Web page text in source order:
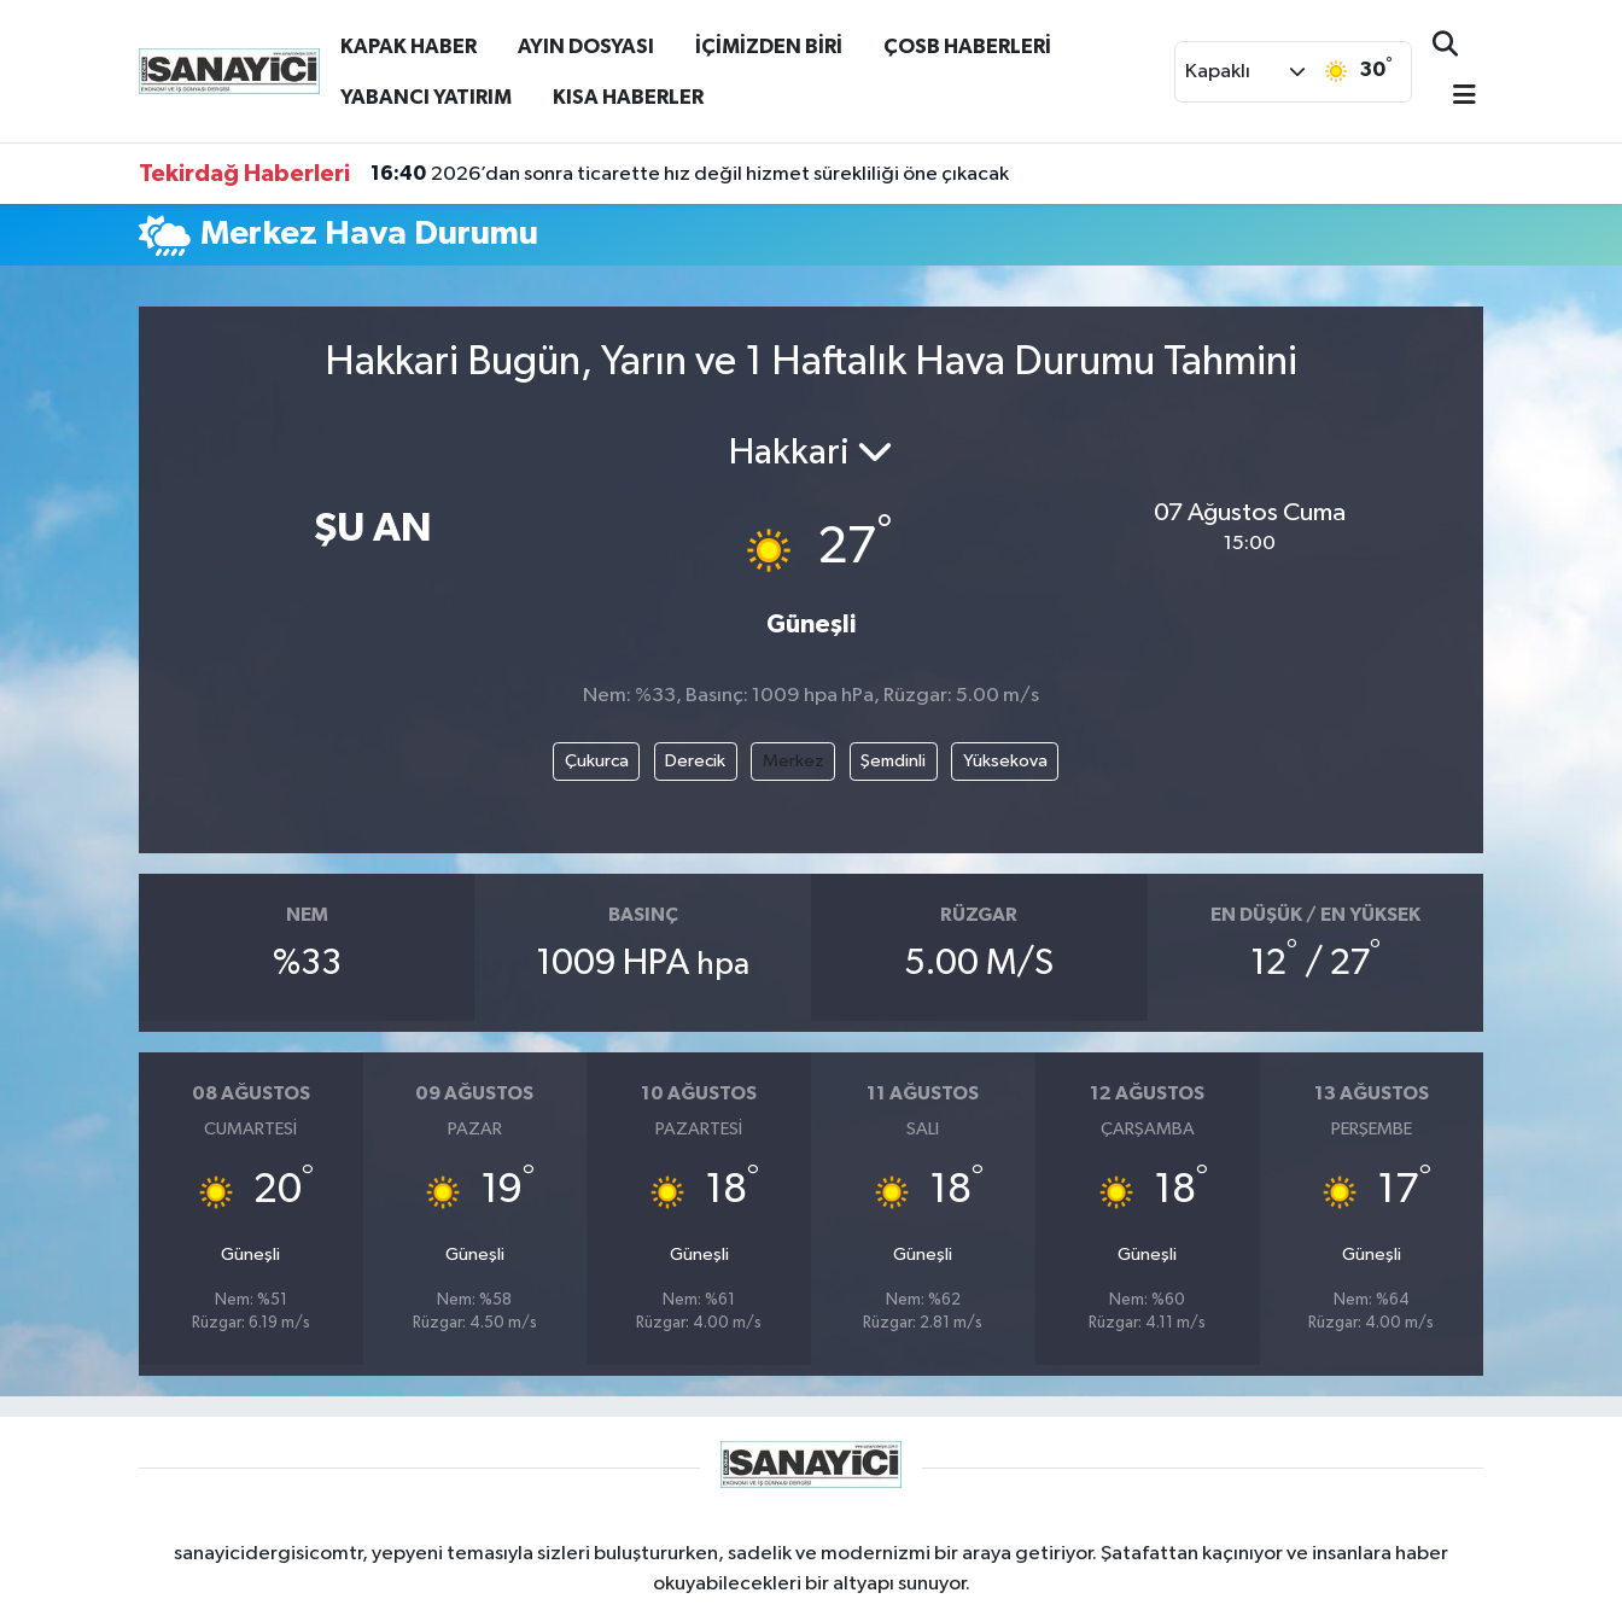
KAPAK HABER AYIN DOSYASI İÇİMİZDEN BİRİ ÇOSB HABERLERİ
YABANCI YATIRIM KISA HABERLER
Kapaklı 30°
Tekirdağ Haberleri 16:40 2026’dan sonra ticarette hız değil hizmet sürekliliği öne çıkacak
Merkez Hava Durumu
Hakkari Bugün, Yarın ve 1 Haftalık Hava Durumu Tahmini
ŞU AN
Hakkari
27°
Güneşli
07 Ağustos Cuma
15:00
Nem: %33, Basınç: 1009 hpa hPa, Rüzgar: 5.00 m/s
Çukurca Derecik Merkez Şemdinli Yüksekova
NEM
%33
BASINÇ
1009 HPA hpa
RÜZGAR
5.00 M/S
EN DÜŞÜK / EN YÜKSEK
12° / 27°
08 AĞUSTOS
CUMARTESI
20°
Güneşli
Nem: %51
Rüzgar: 6.19 m/s
09 AĞUSTOS
PAZAR
19°
Güneşli
Nem: %58
Rüzgar: 4.50 m/s
10 AĞUSTOS
PAZARTESI
18°
Güneşli
Nem: %61
Rüzgar: 4.00 m/s
11 AĞUSTOS
SALI
18°
Güneşli
Nem: %62
Rüzgar: 2.81 m/s
12 AĞUSTOS
ÇARŞAMBA
18°
Güneşli
Nem: %60
Rüzgar: 4.11 m/s
13 AĞUSTOS
PERŞEMBE
17°
Güneşli
Nem: %64
Rüzgar: 4.00 m/s
sanayicidergisicomtr, yepyeni temasıyla sizleri buluştururken, sadelik ve modernizmi bir araya getiriyor. Şatafattan kaçınıyor ve insanlara haber
okuyabilecekleri bir altyapı sunuyor.
Tekirdağ Nöbetçi Eczaneler
Tekirdağ Namaz Vakitleri
Haber Arşivi